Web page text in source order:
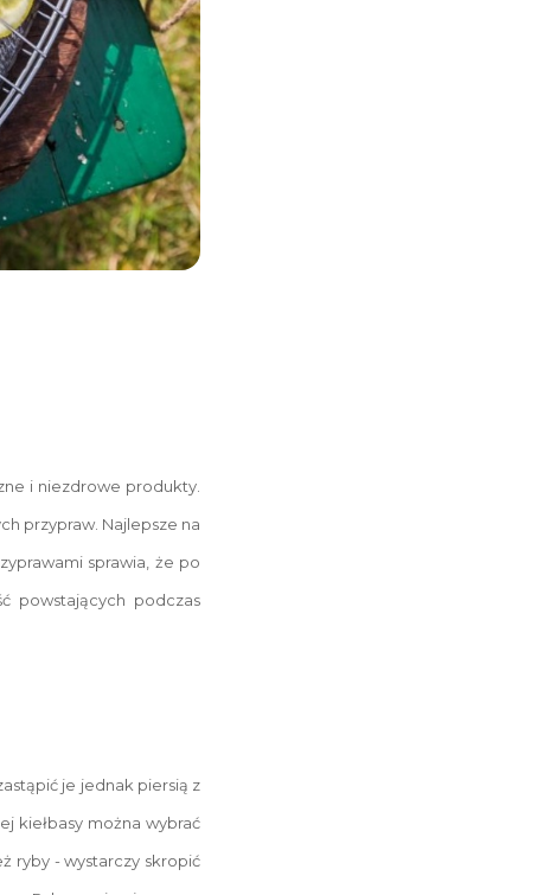
i niezdrowe produkty.
przypraw. Najlepsze na
sprawia, że po
powstających podczas
je jednak piersią z
kiełbasy można wybrać
ryby - wystarczy skropić